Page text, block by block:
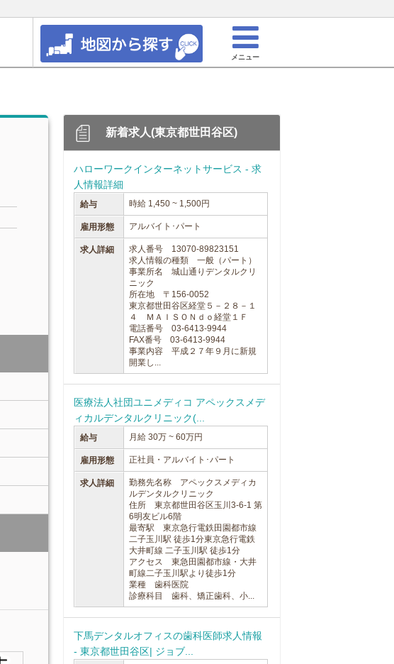
メニュー
新着求人(東京都世田谷区)
ハローワークインターネットサービス - 求
人情報詳細
給与 時給 1,450 ~ 1,500円
雇用形態 アルバイト･パート
求人詳細
求人番号 13070-89823151
求人情報の種類 一般（パート）
事業所名 城山通りデンタルクリ
ニック
所在地 〒156-0052
東京都世田谷区経堂５－２８－１
４ ＭＡＩＳＯＮｄｏ経堂１Ｆ
電話番号 03-6413-9944
FAX番号 03-6413-9944
事業内容 平成２７年９月に新規
開業し...
医療法人社団ユニメディコ アペックスメデ
ィカルデンタルクリニック(...
給与 月給 30万 ~ 60万円
雇用形態 正社員・アルバイト･パート
求人詳細
勤務先名称 アペックスメディカ
ルデンタルクリニック
住所 東京都世田谷区玉川3-6-1 第
6明友ビル6階
最寄駅 東京急行電鉄田園都市線
二子玉川駅 徒歩1分東京急行電鉄
大井町線 二子玉川駅 徒歩1分
アクセス 東急田園都市線・大井
町線二子玉川駅より徒歩1分
業種 歯科医院
診療科目 歯科、矯正歯科、小...
下馬デンタルオフィスの歯科医師求人情報
- 東京都世田谷区| ジョブ...